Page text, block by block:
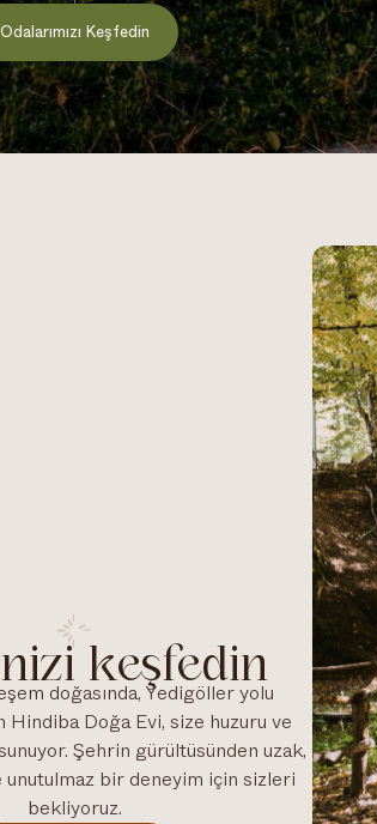
Odalarımızı Keşfedin
keşfedin
doğasında, Yedigöller yolu
Hindiba Doğa Evi, size huzuru ve
Şehrin gürültüsünden uzak,
unutulmaz bir deneyim için sizleri
bekliyoruz.